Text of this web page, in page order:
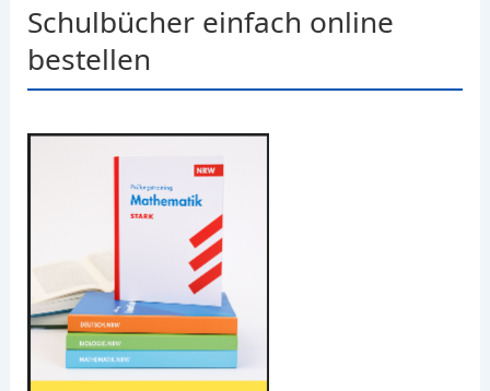
Schulbücher einfach online
bestellen